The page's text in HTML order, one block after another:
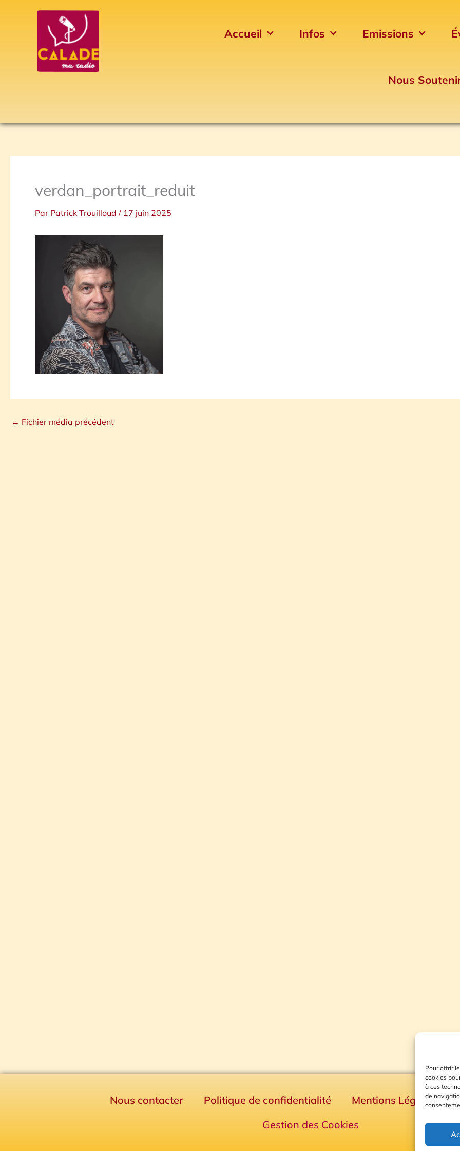
Pour offrir
cookies
à ces
de
Accueil Infos Emissions
Nous
verdan_portrait_reduit
Par Patrick Trouilloud / 17 juin 2025
← Fichier média précédent
Nous contacter Politique de confidentialité Mentions Légales
Gestion des Cookies